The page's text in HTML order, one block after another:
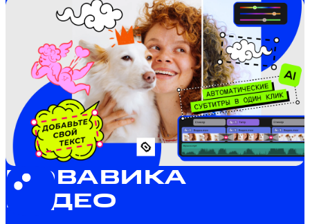
МОВАВИКА
ВИДЕО